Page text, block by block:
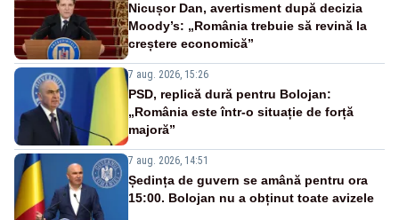
Nicușor Dan, avertisment după decizia
Moody’s: „România trebuie să revină la
creștere economică”
7 aug. 2026, 15:26
PSD, replică dură pentru Bolojan:
„România este într-o situație de forță
majoră”
7 aug. 2026, 14:51
Ședința de guvern se amână pentru ora
15:00. Bolojan nu a obținut toate avizele